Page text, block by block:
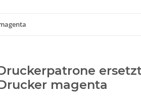
magenta